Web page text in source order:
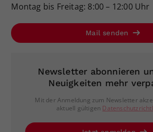
Montag bis Freitag: 8:00 – 12:00 Uhr
Mail senden
Newsletter abonnieren
Neuigkeiten mehr
Mit der Anmeldung zum Newsletter
aktuell gültigen